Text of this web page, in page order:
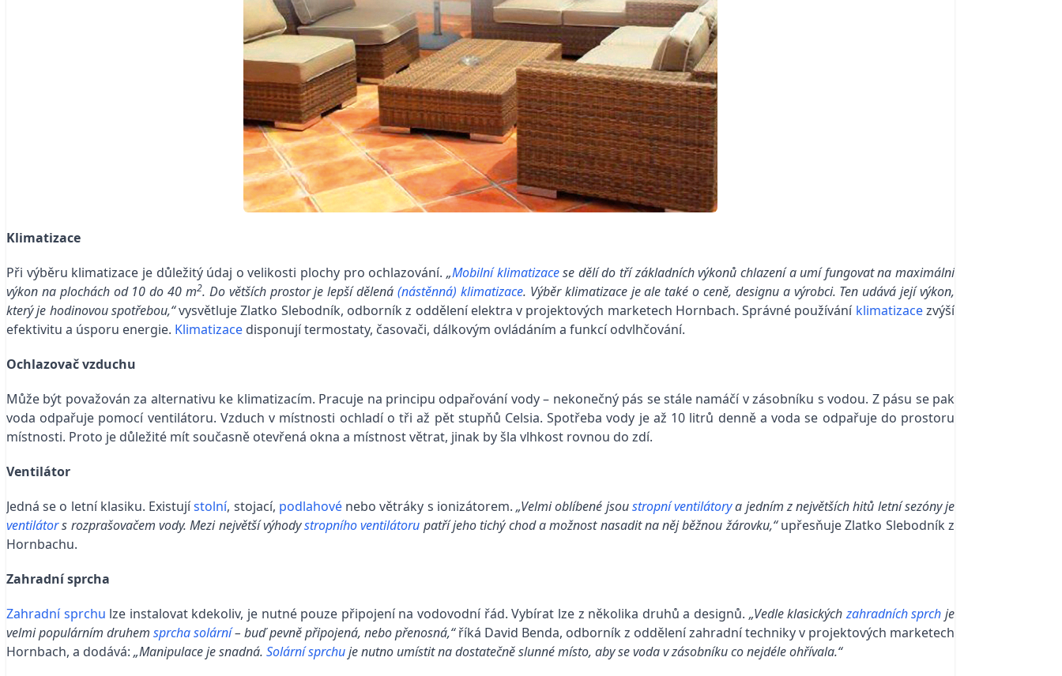
Klimatizace
Při výběru klimatizace je důležitý údaj o velikosti plochy pro ochlazování. „Mobilní klimatizacese dělí do tří základních výkonů chlazení a umí fungovat na maximální
výkon na plochách od 10 do 40 m2. Do větších prostor je lepší dělená(nástěnná) klimatizace. Výběr klimatizace je ale také o ceně, designu a výrobci. Ten udává její výkon,
který je hodinovou spotřebou,“vysvětluje Zlatko Slebodník, odborník z oddělení elektra v projektových marketech Hornbach. Správné používání klimatizacezvýší
efektivitu a úsporu energie. Klimatizace disponují termostaty, časovači, dálkovým ovládáním a funkcí odvlhčování.
Ochlazovač vzduchu
Může být považován za alternativu ke klimatizacím. Pracuje na principu odpařování vody – nekonečný pás se stále namáčí v zásobníku s vodou. Z pásu se pak
voda odpařuje pomocí ventilátoru. Vzduch v místnosti ochladí o tři až pět stupňů Celsia. Spotřeba vody je až 10 litrů denně a voda se odpařuje do prostoru
místnosti. Proto je důležité mít současně otevřená okna a místnost větrat, jinak by šla vlhkost rovnou do zdí.
Ventilátor
Jedná se o letní klasiku. Existujístolní, stojací, podlahovénebo větráky s ionizátorem. „Velmi oblíbené jsoustropní ventilátorya jedním z největších hitů letní sezóny je
ventilátors rozprašovačem vody. Mezi největší výhodystropního ventilátoru patří jeho tichý chod a možnost nasadit na něj běžnou žárovku,“upřesňuje Zlatko Slebodník z
Hornbachu.
Zahradní sprcha
Zahradní sprchu lze instalovat kdekoliv, je nutné pouze připojení na vodovodní řád. Vybírat lze z několika druhů a designů. „Vedle klasickýchzahradních sprch je
velmi populárním druhem sprcha solární– buď pevně připojená, nebo přenosná,“říká David Benda, odborník z oddělení zahradní techniky v projektových marketech
Hornbach, a dodává: „Manipulace je snadná. Solární sprchuje nutno umístit na dostatečně slunné místo, aby se voda v zásobníku co nejdéle ohřívala.“